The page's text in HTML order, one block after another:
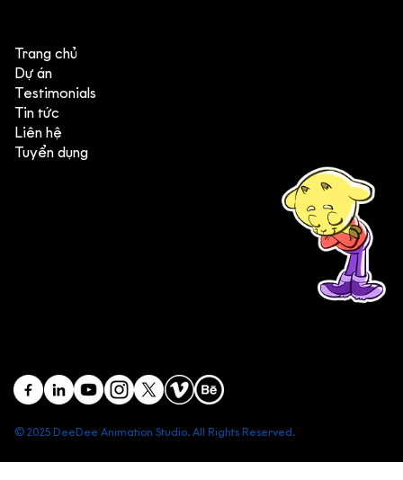
© 2025 DeeDee Animation Studio. All Rights Reserved.
Head office: Central Point Bld., No. 219 Trung Kinh Str.,
Branch office: SGR Bld., No. 167 -169 Dien Bien Phu Str.,
Trang chủ
Dự án
Testimonials
Tin tức
Liên hệ
Tuyển dụng